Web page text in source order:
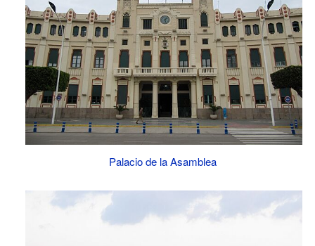
Palacio de la Asamblea